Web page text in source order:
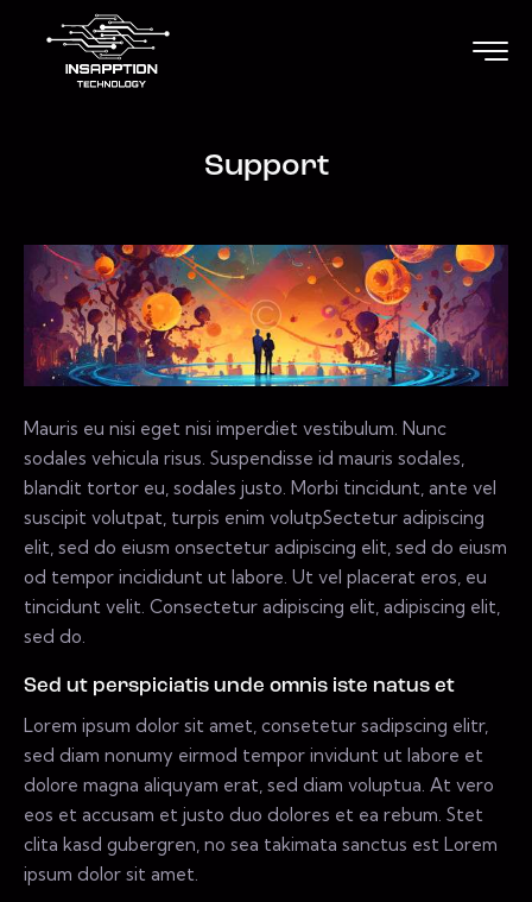
Support
Mauris eu nisi eget nisi imperdiet vestibulum. Nunc
sodales vehicula risus. Suspendisse id mauris sodales,
blandit tortor eu, sodales justo. Morbi tincidunt, ante vel
suscipit volutpat, turpis enim volutpSectetur adipiscing
elit, sed do eiusm onsectetur adipiscing elit, sed do eiusm
od tempor incididunt ut labore. Ut vel placerat eros, eu
tincidunt velit. Consectetur adipiscing elit, adipiscing elit,
sed do.
Sed ut perspiciatis unde omnis iste natus et
Lorem ipsum dolor sit amet, consetetur sadipscing elitr,
sed diam nonumy eirmod tempor invidunt ut labore et
dolore magna aliquyam erat, sed diam voluptua. At vero
eos et accusam et justo duo dolores et ea rebum. Stet
clita kasd gubergren, no sea takimata sanctus est Lorem
ipsum dolor sit amet.